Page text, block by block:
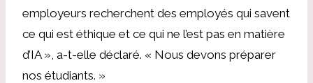
employeurs recherchent des employés qui savent
ce qui est éthique et ce qui ne l’est pas en matière
d’IA », a-t-elle déclaré. « Nous devons préparer
nos étudiants. »